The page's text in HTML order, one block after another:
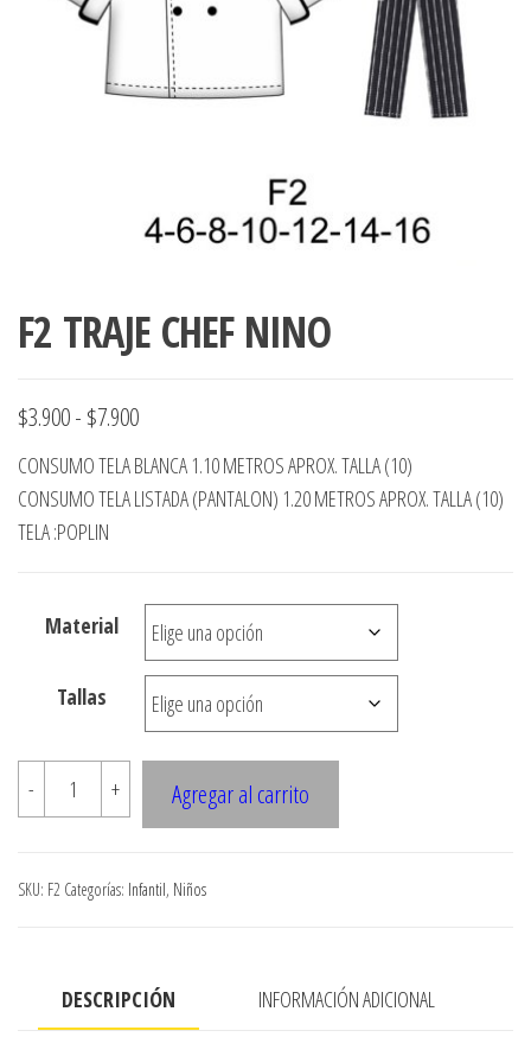
accumark ,
pdf , Moldes
Gerber ,
Graduaciones,
Ploteo y
Digitalización
accumark,
Gerber,
Santiago-
F2 TRAJE CHEF NINO
$3.900- $7.900Rango
de
precios:
hasta
$7.900
CONSUMO TELA BLANCA 1.10 METROS APROX. TALLA (10)
CONSUMO TELA LISTADA (PANTALON) 1.20 METROS APROX. TALLA (10)
TELA :POPLIN
Material
Tallas
-
TRAJE
NINO
cantidad
+ Agregar al carrito
SKU: F2 Categorías: Infantil, Niños
DESCRIPCIÓN INFORMACIÓN ADICIONAL